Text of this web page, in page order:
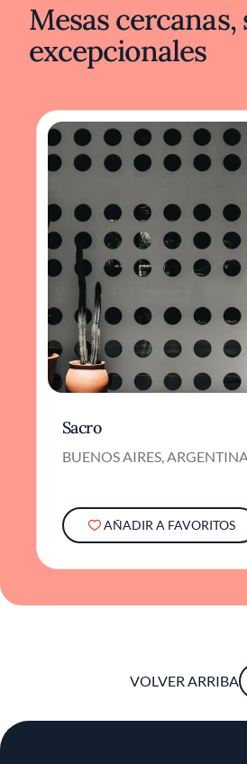
Mesas cercanas,
excepcionales
Sacro
BUENOS AIRES,
AÑADIR A FAVORITOS
VOLVER ARRIBA